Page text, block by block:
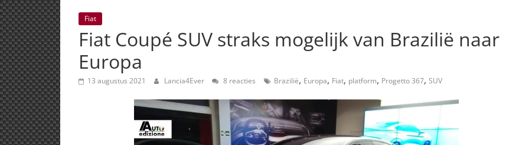
Italiaans
autonieuws
&
lifestyle
Fiat
Fiat Coupé SUV straks mogelijk van Brazilië naar
Europa
13 augustus 2021 Lancia4Ever 8 reacties Brazilië, Europa, Fiat, platform, Progetto 367, SUV